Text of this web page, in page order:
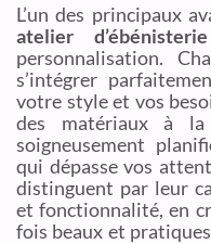
L’un des principaux
atelier
personnalisation.
s’intégrer
votre style et vos
des matériaux à
soigneusement
qui dépasse vos
distinguent par leur
et fonctionnalité, en
fois beaux et